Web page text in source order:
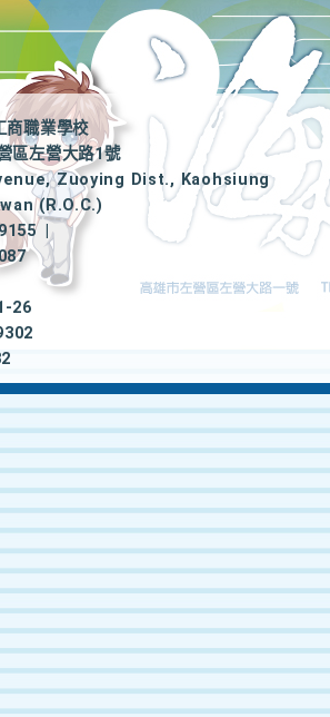
商職業學校
區左營大路1號
Zuoying Dist., Kaohsiung
(R.O.C.)
|
26